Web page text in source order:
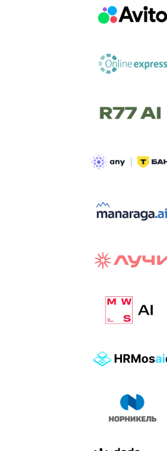
к построению бизнеса и созданию технологий под
Доклады, дискуссия и битва AI-агентов — 25 июня
ТРЕК «AI-NATIVE»
И БИТВА АГЕНТОВ
УЗНАТЬ БОЛЬШЕ